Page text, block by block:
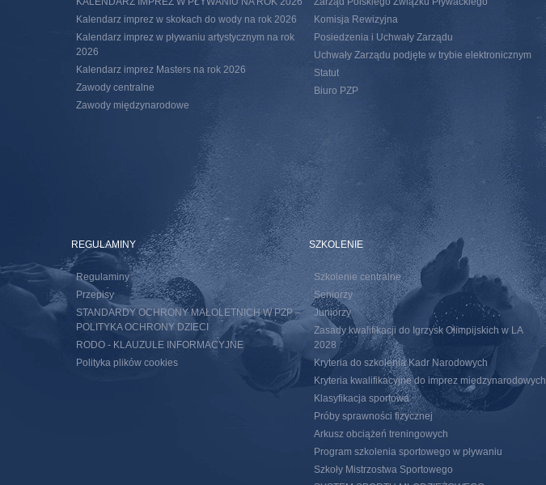
Kalendarz imprez w skokach do wody na rok 2026
Kalendarz imprez w pływaniu artystycznym na rok
2026
Kalendarz imprez Masters na rok 2026
Zawody centralne
Zawody międzynarodowe
Komisja Rewizyjna
Posiedzenia i Uchwały Zarządu
Uchwały Zarządu podjęte w trybie elektronicznym
Statut
Biuro PZP
REGULAMINY
Regulaminy
Przepisy
STANDARDY OCHRONY MAŁOLETNICH W PZP –
POLITYKA OCHRONY DZIECI
RODO - KLAUZULE INFORMACYJNE
Polityka plików cookies
SZKOLENIE
Szkolenie centralne
Seniorzy
Juniorzy
Zasady kwalifikacji do Igrzysk Olimpijskich w LA
2028
Kryteria do szkolenia Kadr Narodowych
Kryteria kwalifikacyjne do imprez miedzynarodowych
Klasyfikacja sportowa
Próby sprawności fizycznej
Arkusz obciążeń treningowych
Program szkolenia sportowego w pływaniu
Szkoły Mistrzostwa Sportowego